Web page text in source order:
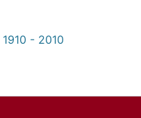
- 2010